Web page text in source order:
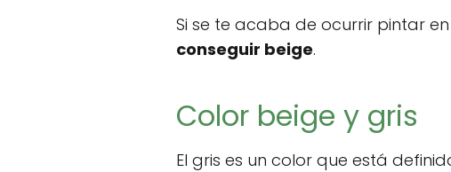
Si se te acaba de ocurrir pintar
conseguir beige.
Color beige y gris
El gris es un color que está